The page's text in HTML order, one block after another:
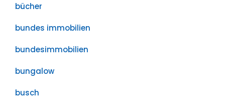
bücher
bundes immobilien
bundesimmobilien
bungalow
busch